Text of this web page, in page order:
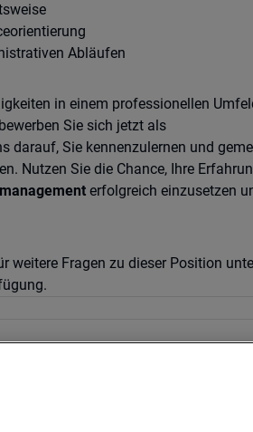
Abläufen
in einem professionellen
Sie sich jetzt als
darauf, Sie kennenzulernen und
Nutzen Sie die Chance, Ihre
erfolgreich einzusetzen
weitere Fragen zu dieser Position